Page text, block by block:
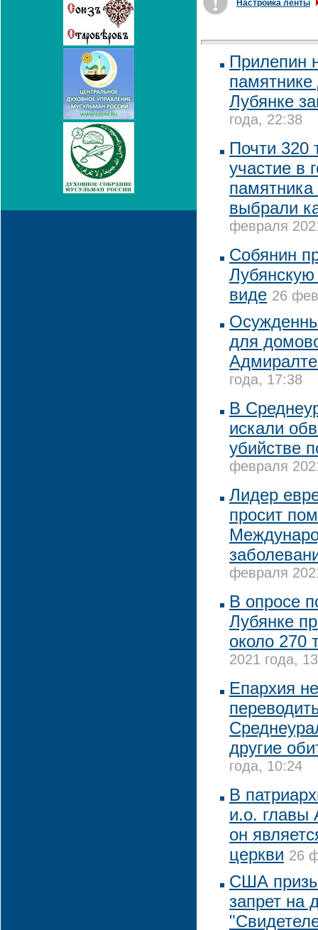
Настройка ленты
Прилепин
Лубянке
года, 22:38
Почти 320
участие в
выбрали
февраля
Собянин
виде 26
для
года, 17:38
В
искали
убийстве
февраля
Лидер
просит
февраля
В опросе
Лубянке
около 270
2021 года,
Епархия
другие
года, 10:24
В
и.о. главы
он
церкви 26
США
запрет на